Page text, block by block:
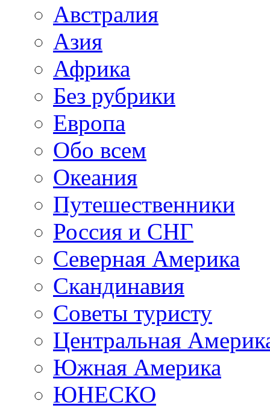
Австралия
Азия
Африка
Без рубрики
Европа
Обо всем
Океания
Путешественники
Россия и СНГ
Северная Америка
Скандинавия
Советы туристу
Центральная
Южная Америка
ЮНЕСКО